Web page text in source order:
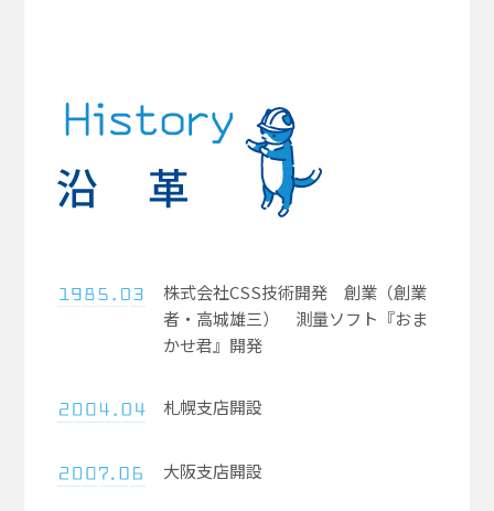
株式会社CSS技術開発 創業（創業
者・高城雄三） 測量ソフト『おま
かせ君』開発
札幌支店開設
大阪支店開設